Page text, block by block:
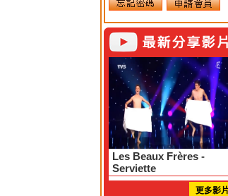
Les Beaux Frères -
Serviette
更多影